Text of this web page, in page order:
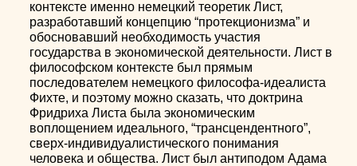
контексте именно немецкий теоретик Лист,
разработавший концепцию “протекционизма” и
обосновавший необходимость участия
государства в экономической деятельности. Лист в
философском контексте был прямым
последователем немецкого философа-идеалиста
Фихте, и поэтому можно сказать, что доктрина
Фридриха Листа была экономическим
воплощением идеального, “трансцендентного”,
сверх-индивидуалистического понимания
человека и общества. Лист был антиподом Адама